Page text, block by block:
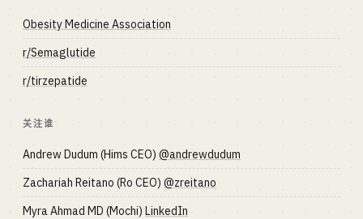
Obesity Medicine Association
r/Semaglutide
r/tirzepatide
关注谁
Andrew Dudum (Hims CEO) @andrewdudum
Zachariah Reitano (Ro CEO) @zreitano
Myra Ahmad MD (Mochi) LinkedIn